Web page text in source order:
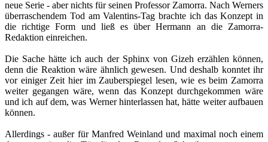
neue Serie - aber nichts für seinen Professor Zamorra. Nach Werners
überraschendem Tod am Valentins-Tag brachte ich das Konzept in
die richtige Form und ließ es über Hermann an die Zamorra-
Redaktion einreichen.
Die Sache hätte ich auch der Sphinx von Gizeh erzählen können,
denn die Reaktion wäre ähnlich gewesen. Und deshalb konntet ihr
vor einiger Zeit hier im Zauberspiegel lesen, wie es beim Zamorra
weiter gegangen wäre, wenn das Konzept durchgekommen wäre
und ich auf dem, was Werner hinterlassen hat, hätte weiter aufbauen
können.
Allerdings - außer für Manfred Weinland und maximal noch einem